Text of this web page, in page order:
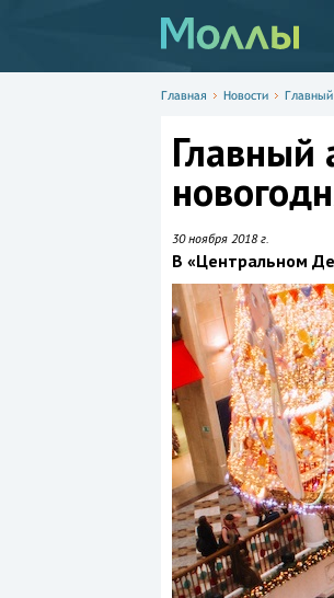
Главная Новости Главный
30 ноября 2018 г.
В «Центральном